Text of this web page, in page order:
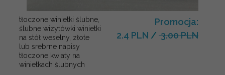
tłoczone winietki ślubne,
ślubne wizytówki winietki
na stół weselny, złote
lub srebrne napisy
tłoczone kwiaty na
winietkach ślubnych
Promocja:
2.4 PLN / 3.00 PLN